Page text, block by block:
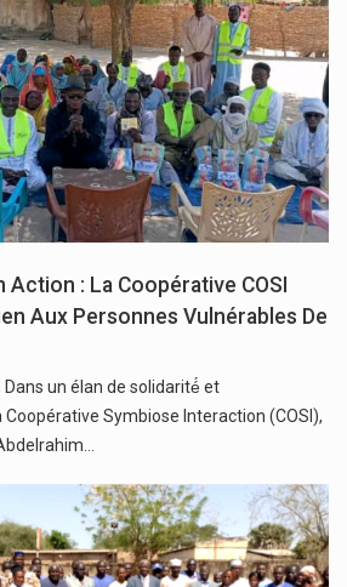
Action : La Coopérative COSI
Aux Personnes Vulnérables De
un élan de solidarité́ et
Symbiose Interaction (COSI),